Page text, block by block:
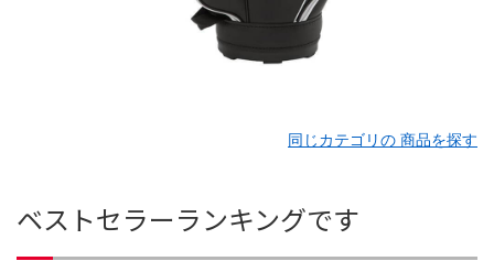
同じカテゴリの 商品を探す
ベストセラーランキングです